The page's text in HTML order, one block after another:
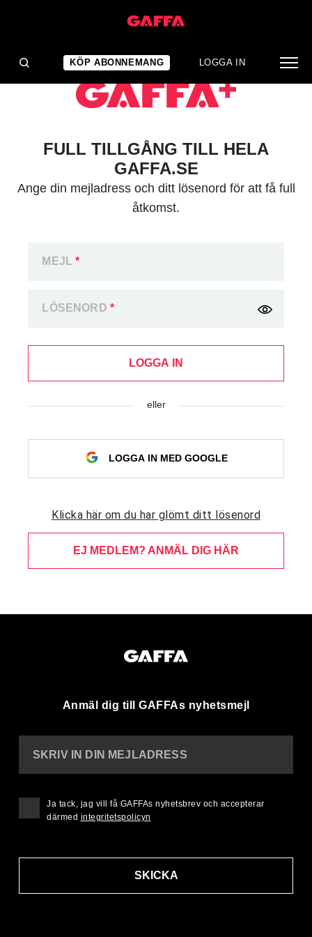
KÖP ABONNEMANG LOGGA IN
FULL TILLGÅNG TILL HELA
GAFFA.SE
Ange din mejladress och ditt lösenord för att få full
åtkomst.
MEJL*
LÖSENORD *
LOGGA IN
eller
LOGGA IN MED GOOGLE
Klicka här om du har glömt ditt lösenord
EJ MEDLEM? ANMÄL DIG HÄR
Anmäl dig till GAFFAs nyhetsmejl
SKRIV IN DIN MEJLADRESS
SKICKA
Ja tack, jag vill få GAFFAs nyhetsbrev och accepterar
därmed integritetspolicyn